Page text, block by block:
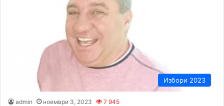
Избори 2023
admin ноември 3, 2023 7 945